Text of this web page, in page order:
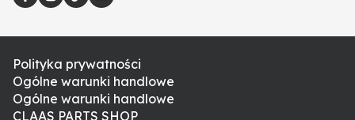
Polityka prywatności
Ogólne warunki handlowe
Ogólne warunki handlowe
CLAAS PARTS SHOP